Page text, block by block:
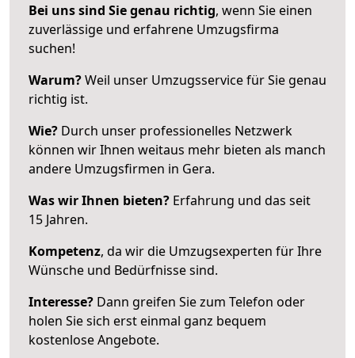
Bei uns sind Sie genau richtig, wenn Sie einen
zuverlässige und erfahrene Umzugsfirma
suchen!
Warum?Weil unser Umzugsservice für Sie genau
richtig ist.
Wie? Durch unser professionelles Netzwerk
können wir Ihnen weitaus mehr bieten als manch
andere Umzugsfirmen in Gera.
Was wir Ihnen bieten? Erfahrung und das seit
15 Jahren.
Kompetenz, da wir die Umzugsexperten für Ihre
Wünsche und Bedürfnisse sind.
Interesse? Dann greifen Sie zum Telefon oder
holen Sie sich erst einmal ganz bequem
kostenlose Angebote.